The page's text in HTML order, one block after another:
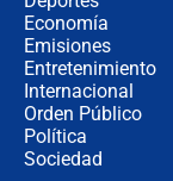
Economía
Emisiones
Entretenimiento
Internacional
Orden Público
Política
Sociedad